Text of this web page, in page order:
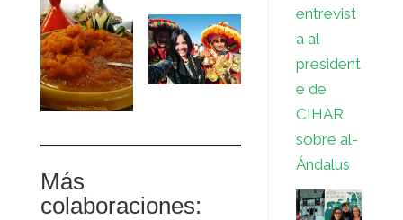
Más
colaboraciones:
entrevist
a al
president
e de
CIHAR
sobre al-
Ándalus